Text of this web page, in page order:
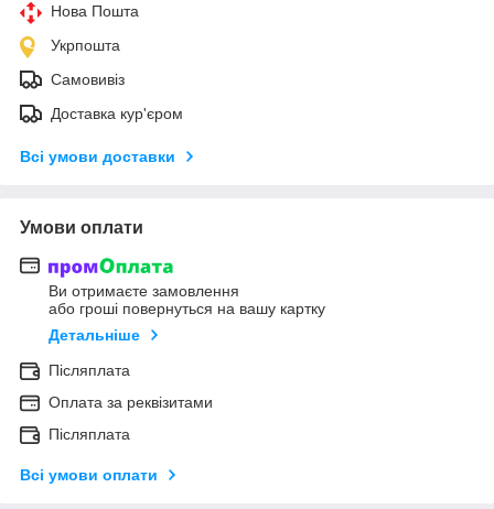
Нова Пошта
Укрпошта
Самовивіз
Доставка кур'єром
Всі умови доставки
Умови оплати
Ви отримаєте замовлення
або гроші повернуться на вашу картку
Детальніше
Післяплата
Оплата за реквізитами
Післяплата
Всі умови оплати